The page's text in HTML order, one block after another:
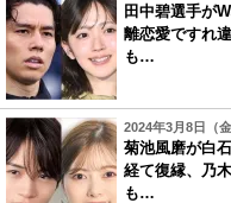
田中碧選手が
離恋愛ですれ
も…
2024年3月8日（
菊池風磨が白
経て復縁、乃
も…